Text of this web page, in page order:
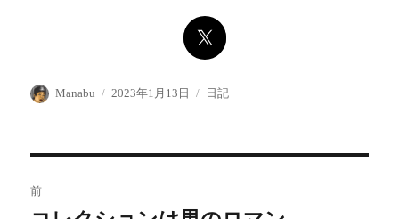
投
Manabu
投
2023年1月13日
カ
日記
稿
前